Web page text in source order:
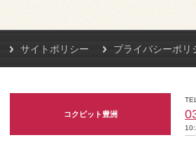
サイトポリシー プライバシーポリ
コクピット豊洲